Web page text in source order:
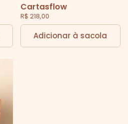
Cartasflow
R$ 218,00
Adicionar à sacola